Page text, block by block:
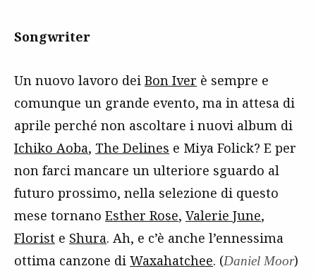
Songwriter
Un nuovo lavoro dei Bon Iver è sempre e
comunque un grande evento, ma in attesa di
aprile perché non ascoltare i nuovi album di
Ichiko Aoba, The Delines e Miya Folick? E per
non farci mancare un ulteriore sguardo al
futuro prossimo, nella selezione di questo
mese tornano Esther Rose, Valerie June,
Florist e Shura. Ah, e c’è anche l’ennessima
ottima canzone di Waxahatchee. (Daniel Moor)